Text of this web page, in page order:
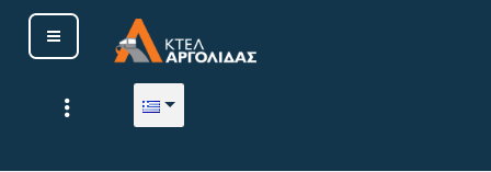
Μετάβαση
περιεχόμενο
ΚΤΕΛ ΑΡΓΟΛΙΔΑΣ Α. Ε.